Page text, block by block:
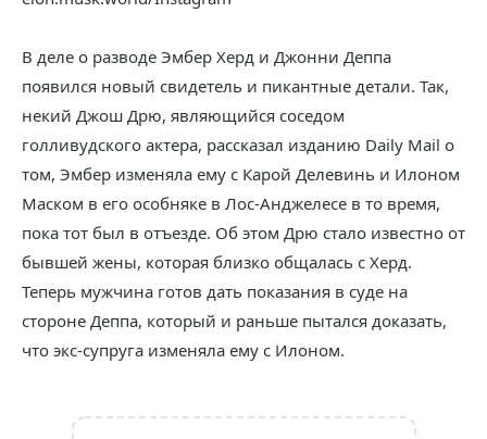
В деле о разводе Эмбер Херд и Джонни Деппа
появился новый свидетель и пикантные детали. Так,
некий Джош Дрю, являющийся соседом
голливудского актера, рассказал изданию Daily Mail о
том, Эмбер изменяла ему с Карой Делевинь и Илоном
Маском в его особняке в Лос-Анджелесе в то время,
пока тот был в отъезде. Об этом Дрю стало известно от
бывшей жены, которая близко общалась с Херд.
Теперь мужчина готов дать показания в суде на
стороне Деппа, который и раньше пытался доказать,
что экс-супруга изменяла ему с Илоном.